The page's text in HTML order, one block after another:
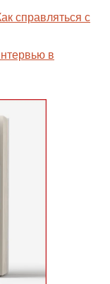
справляться с
в